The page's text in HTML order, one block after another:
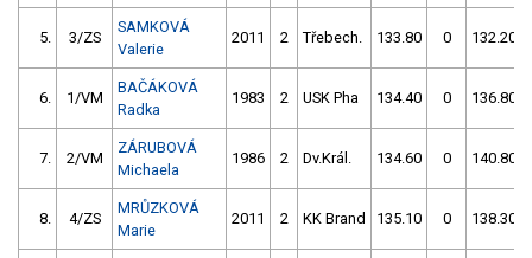
5. 3/ZS
SAMKOVÁ
Valerie
2011 2 Třebech. 133.80 0 132.20
6. 1/VM
BAČÁKOVÁ
Radka
1983 2 USK Pha 134.40 0 136.80
7. 2/VM
ZÁRUBOVÁ
Michaela
1986 2 Dv.Král. 134.60 0 140.80
8. 4/ZS
MRŮZKOVÁ
Marie
2011 2 KK Brand 135.10 0 138.30